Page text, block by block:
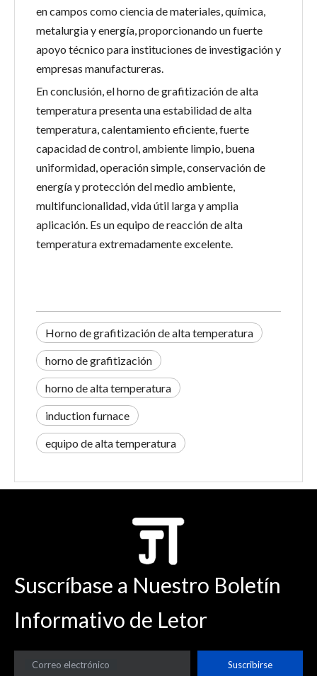
en campos como ciencia de materiales, química,
metalurgia y energía, proporcionando un fuerte
apoyo técnico para instituciones de investigación y
empresas manufactureras.
En conclusión, el horno de grafitización de alta
temperatura presenta una estabilidad de alta
temperatura, calentamiento eficiente, fuerte
capacidad de control, ambiente limpio, buena
uniformidad, operación simple, conservación de
energía y protección del medio ambiente,
multifuncionalidad, vida útil larga y amplia
aplicación. Es un equipo de reacción de alta
temperatura extremadamente excelente.
Horno de grafitización de alta temperatura
horno de grafitización
horno de alta temperatura
induction furnace
equipo de alta temperatura
Suscríbase a Nuestro Boletín
Informativo de Letor
Correo electrónico Suscribirse